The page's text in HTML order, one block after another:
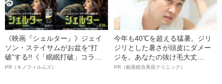
《映画『シェルター』》ジェイ
ソン・ステイサムがお盆を“打
破”する!!《「眠眠打破」コラ
ボ》
PR（キノフィルムズ）
今年も40℃を超える猛暑。ジリ
ジリとした暑さが頭皮にダメー
ジを。あなたの抜け毛大丈
夫！？
PR（銀座総合美容クリニック）